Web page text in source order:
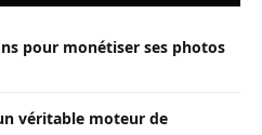
pour monétiser ses photos
véritable moteur de